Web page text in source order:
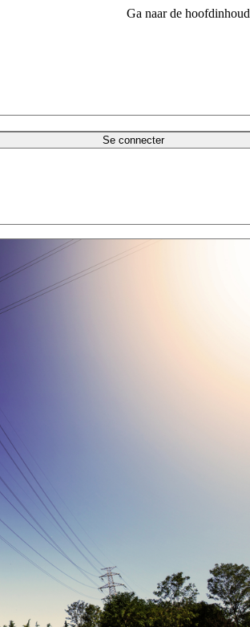
Ga naar de hoofdinhoud
Se connecter